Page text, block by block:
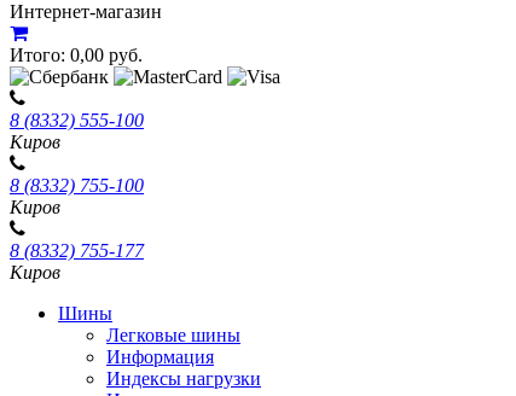
Интернет-магазин
Итого: 0,00 руб.
8 (8332) 555-100
Киров
8 (8332) 755-100
Киров
8 (8332) 755-177
Киров
Шины
Легковые шины
Информация
Индексы нагрузки